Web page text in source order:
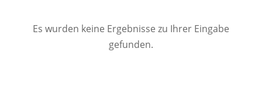
Es wurden keine Ergebnisse zu Ihrer Eingabe
gefunden.